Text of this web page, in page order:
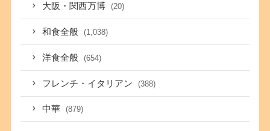
大阪・関西万博 (20)
和食全般 (1,038)
洋食全般 (654)
フレンチ・イタリアン (388)
中華 (879)